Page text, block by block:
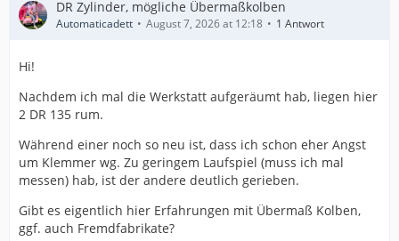
DR Zylinder, mögliche Übermaßkolben
Automaticadett August 7, 2026 at 12:18 1 Antwort
Hi!
Nachdem ich mal die Werkstatt aufgeräumt hab, liegen hier
2 DR 135 rum.
Während einer noch so neu ist, dass ich schon eher Angst
um Klemmer wg. Zu geringem Laufspiel (muss ich mal
messen) hab, ist der andere deutlich gerieben.
Gibt es eigentlich hier Erfahrungen mit Übermaß Kolben,
ggf. auch Fremdfabrikate?